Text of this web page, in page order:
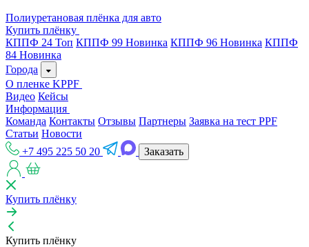
Полиуретановая плёнка для авто
Купить плёнку
КППФ 24 Топ КППФ 99 Новинка КППФ 96 Новинка КППФ
84 Новинка
Города
О пленке KPPF
Видео Кейсы
Информация
Команда Контакты Отзывы Партнеры Заявка на тест PPF
Статьи Новости
+7 495 225 50 20
Заказать
Купить плёнку
Купить плёнку